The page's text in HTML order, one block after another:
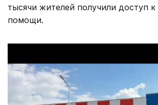
тысячи жителей получили доступ
помощи.